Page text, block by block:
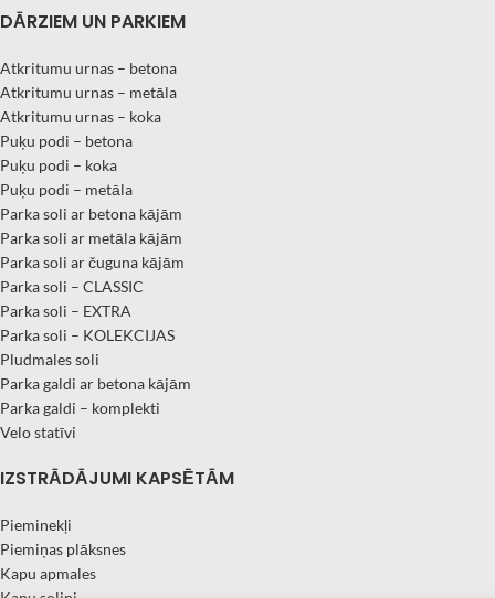
DĀRZIEM UN PARKIEM
Atkritumu urnas – betona
Atkritumu urnas – metāla
Atkritumu urnas – koka
Puķu podi – betona
Puķu podi – koka
Puķu podi – metāla
Parka soli ar betona kājām
Parka soli ar metāla kājām
Parka soli ar čuguna kājām
Parka soli – CLASSIC
Parka soli – EXTRA
Parka soli – KOLEKCIJAS
Pludmales soli
Parka galdi ar betona kājām
Parka galdi – komplekti
Velo statīvi
IZSTRĀDĀJUMI KAPSĒTĀM
Pieminekļi
Piemiņas plāksnes
Kapu apmales